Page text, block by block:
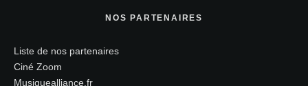
NOS PARTENAIRES
Liste de nos partenaires
Ciné Zoom
Musiquealliance.fr